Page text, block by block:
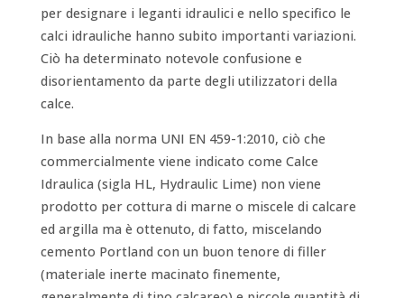
per designare i leganti idraulici e nello specifico le
calci idrauliche hanno subito importanti variazioni.
Ciò ha determinato notevole confusione e
disorientamento da parte degli utilizzatori della
calce.
In base alla norma UNI EN 459-1:2010, ciò che
commercialmente viene indicato come Calce
Idraulica (sigla HL, Hydraulic Lime) non viene
prodotto per cottura di marne o miscele di calcare
ed argilla ma è ottenuto, di fatto, miscelando
cemento Portland con un buon tenore di filler
(materiale inerte macinato finemente,